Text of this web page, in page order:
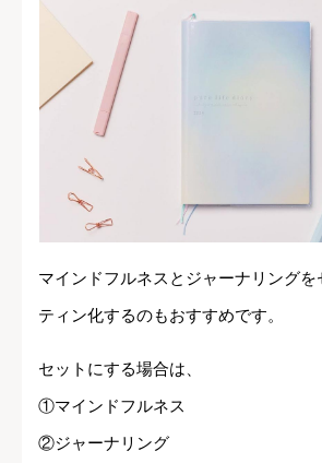
マインドフルネスとジャーナリング
ティン化するのもおすすめです。
セットにする場合は、
①マインドフルネス
②ジャーナリング